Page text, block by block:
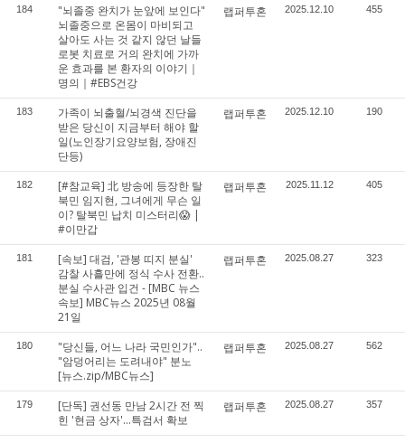
184
"뇌졸중 완치가 눈앞에 보인다"
뇌졸중으로 온몸이 마비되고
살아도 사는 것 같지 않던 날들
로봇 치료로 거의 완치에 가까
운 효과를 본 환자의 이야기｜
명의｜#EBS건강
랩퍼투혼 2025.12.10 455
183
가족이 뇌출혈/뇌경색 진단을
받은 당신이 지금부터 해야 할
일(노인장기요양보험, 장애진
단등)
랩퍼투혼 2025.12.10 190
182
[#참교육] 北 방송에 등장한 탈
북민 임지현, 그녀에게 무슨 일
이? 탈북민 납치 미스터리😱 |
#이만갑
랩퍼투혼 2025.11.12 405
181
[속보] 대검, '관봉 띠지 분실'
감찰 사흘만에 정식 수사 전환..
분실 수사관 입건 - [MBC 뉴스
속보] MBC뉴스 2025년 08월
21일
랩퍼투혼 2025.08.27 323
180
"당신들, 어느 나라 국민인가"..
"암덩어리는 도려내야" 분노
[뉴스.zip/MBC뉴스]
랩퍼투혼 2025.08.27 562
179
[단독] 권선동 만남 2시간 전 찍
힌 '현금 상자'…특검서 확보
랩퍼투혼 2025.08.27 357